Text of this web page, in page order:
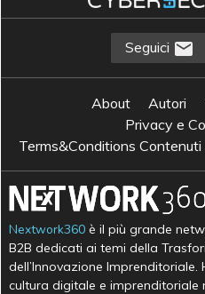
Seguici
About Autori
Privacy e
Terms&Conditions Contenuti
Nextwork360 è il più grande
B2B dedicati ai temi della
dell’Innovazione
cultura digitale e imprenditoriale